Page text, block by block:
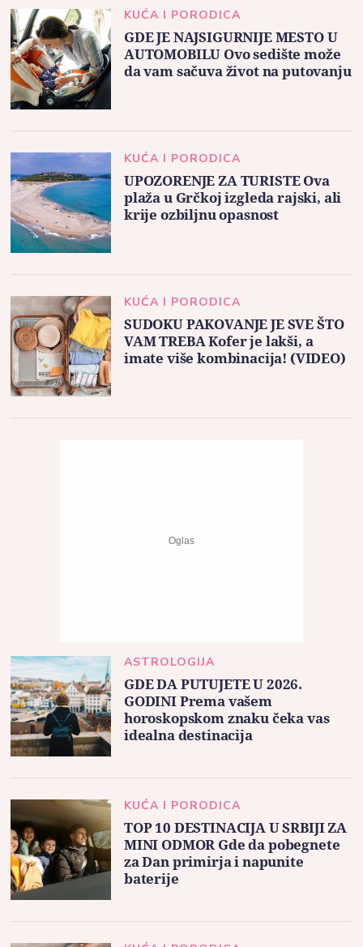
KUĆA I PORODICA
GDE JE NAJSIGURNIJE MESTO U
AUTOMOBILU Ovo sedište može
da vam sačuva život na putovanju
KUĆA I PORODICA
UPOZORENJE ZA TURISTE Ova
plaža u Grčkoj izgleda rajski, ali
krije ozbiljnu opasnost
KUĆA I PORODICA
SUDOKU PAKOVANJE JE SVE ŠTO
VAM TREBA Kofer je lakši, a
imate više kombinacija! (VIDEO)
ASTROLOGIJA
GDE DA PUTUJETE U 2026.
GODINI Prema vašem
horoskopskom znaku čeka vas
idealna destinacija
KUĆA I PORODICA
TOP 10 DESTINACIJA U SRBIJI ZA
MINI ODMOR Gde da pobegnete
za Dan primirja i napunite
baterije